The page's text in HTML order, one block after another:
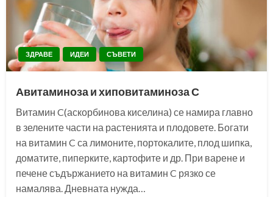
ЗДРАВЕ ИДЕИ СЪВЕТИ
Авитаминоза и хиповитаминоза С
Витамин C(аскорбинова киселина) се намира главно
в зелените части на растенията и плодовете. Богати
на витамин C са лимоните, портокалите, плод шипка,
доматите, пиперките, картофите и др. При варене и
печене съдържанието на витамин C рязко се
намалява. Дневната нужда…